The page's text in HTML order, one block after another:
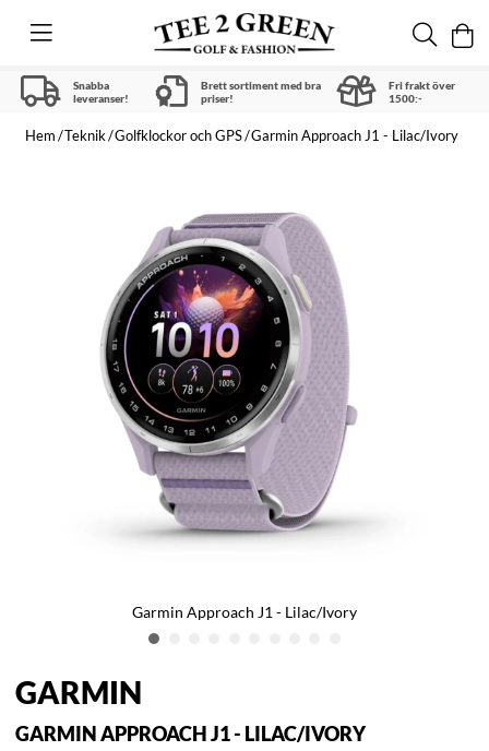
Snabba
leveranser!
Brett sortiment med bra
priser!
Fri frakt över
1500:-
Hem Teknik Golfklockor och GPS Garmin Approach J1 - Lilac/Ivory
Garmin Approach J1 - Lilac/Ivory
GARMIN
GARMIN APPROACH J1 - LILAC/IVORY